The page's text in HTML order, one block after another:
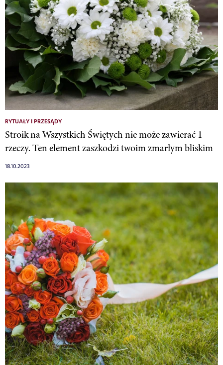
RYTUAŁY I PRZESĄDY
Stroik na Wszystkich Świętych nie może zawierać 1
rzeczy. Ten element zaszkodzi twoim zmarłym bliskim
18.10.2023